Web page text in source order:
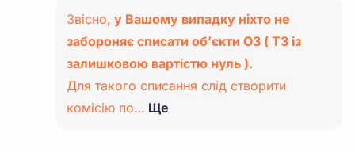
Звісно, у Вашому випадку ніхто не
забороняє списати об’єкти ОЗ ( ТЗ із
залишковою вартістю нуль ).
Для такого списання слід створити
комісію по… Ще